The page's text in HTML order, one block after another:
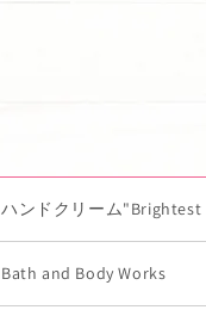
ハンドクリーム
Bath and Body Works